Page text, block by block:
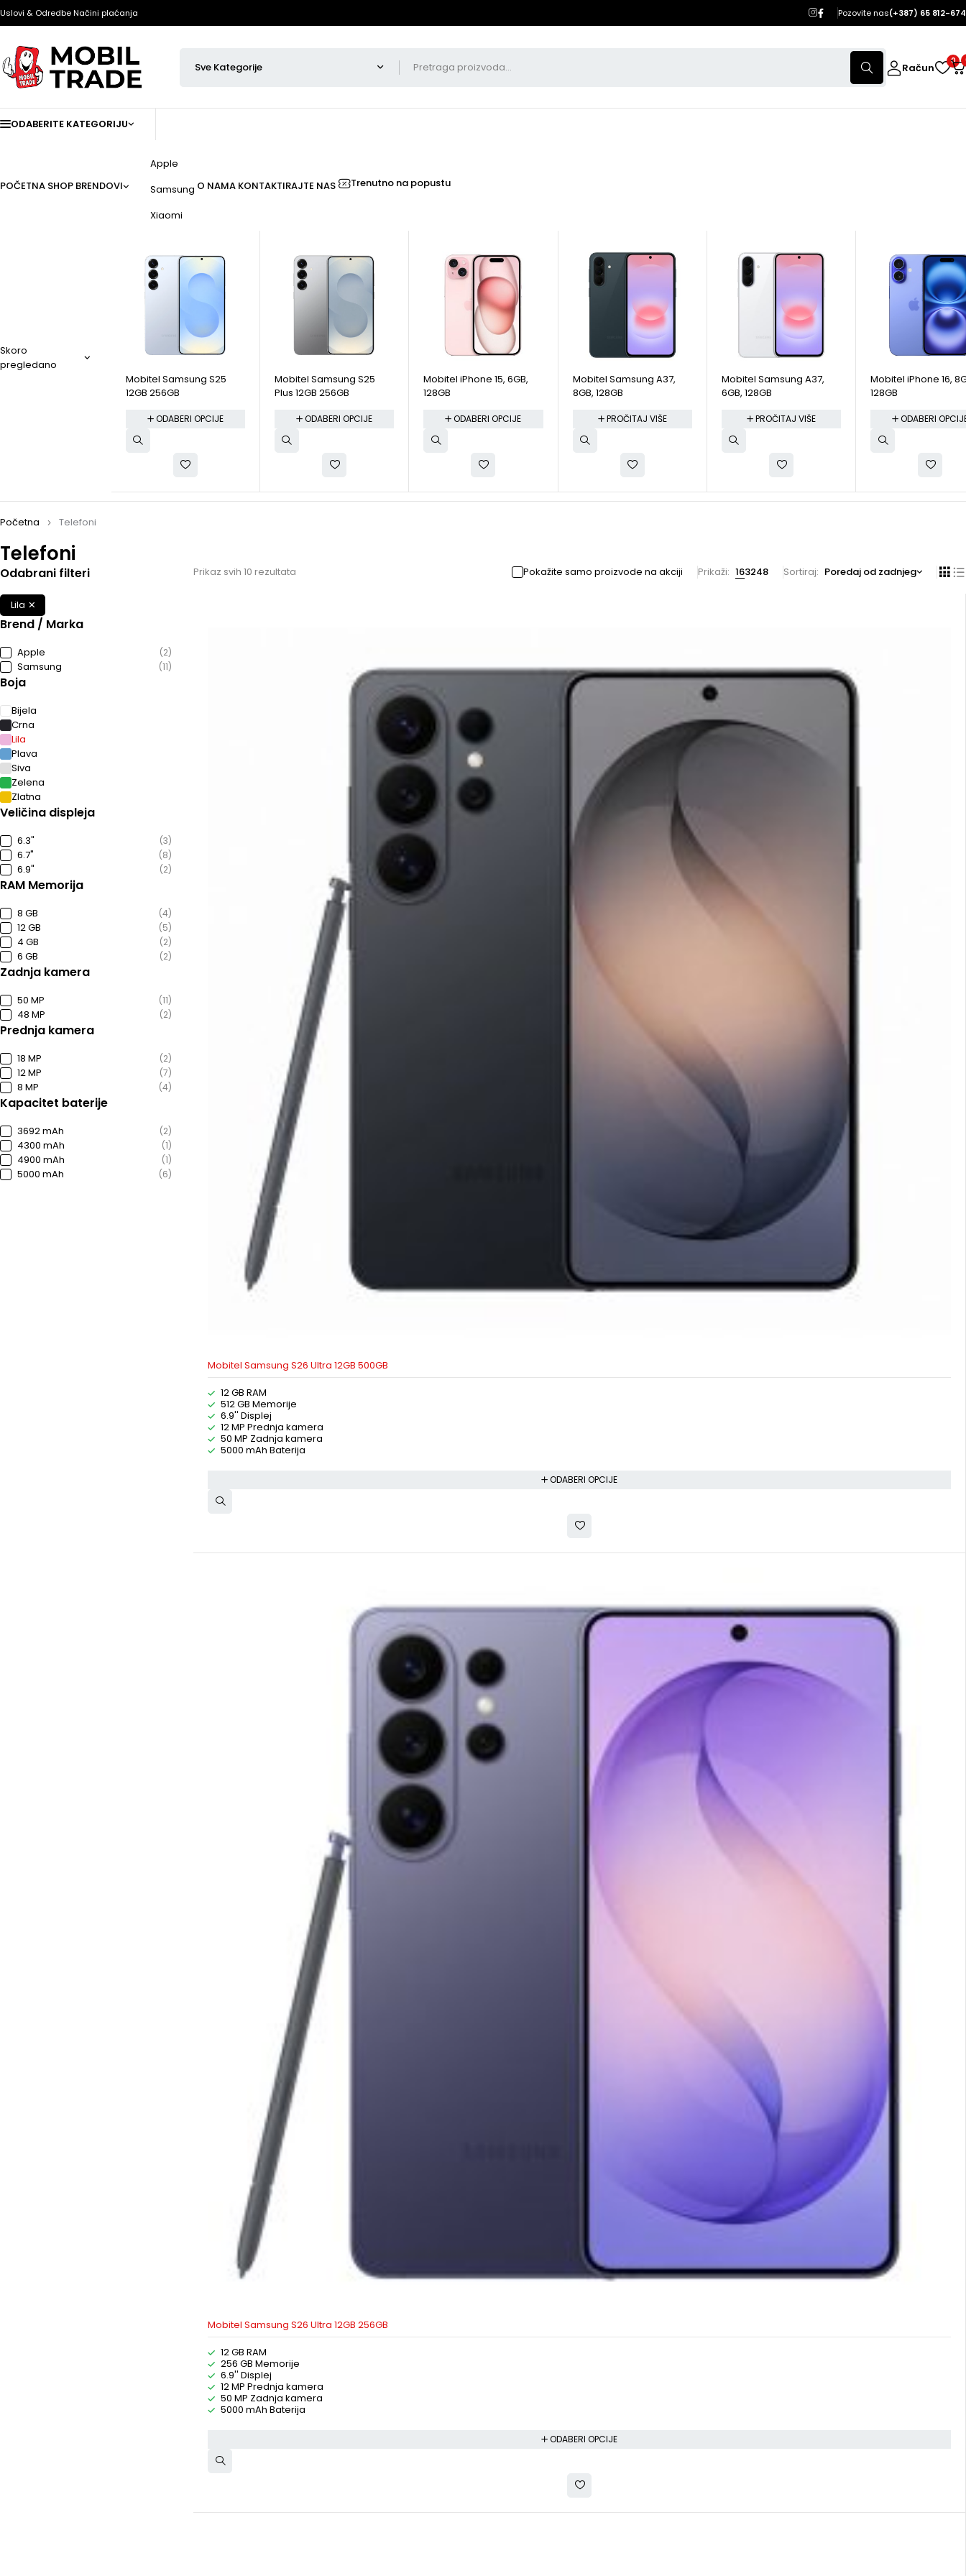
Uslovi & OdredbeNačini plaćanja Pozovite nas(+387) 65 812-674
Račun
0
ODABERITE KATEGORIJU
POČETNA SHOP BRENDOVI
Apple
Samsung
Xiaomi
O NAMA KONTAKTIRAJTE NAS Trenutno na popustu
Skoro
pregledano
Mobitel Samsung S25
12GB 256GB
ODABERI OPCIJE
Mobitel Samsung S25
Plus 12GB 256GB
ODABERI OPCIJE
Mobitel iPhone 15, 6GB,
128GB
ODABERI OPCIJE
Mobitel Samsung A37,
8GB, 128GB
PROČITAJ VIŠE
Mobitel Samsung A37,
6GB, 128GB
PROČITAJ VIŠE
Mobitel iPhone 16,
128GB
ODABERI
Telefoni
Početna Telefoni
Odabrani filteri
Lila
Brend / Marka
Apple (2)
Samsung (11)
Boja
Bijela
Crna
Lila
Plava
Siva
Zelena
Zlatna
Veličina displeja
6.3" (3)
6.7" (8)
6.9" (2)
RAM Memorija
8 GB (4)
12 GB (5)
4 GB (2)
6 GB (2)
Zadnja kamera
50 MP (11)
48 MP (2)
Prednja kamera
18 MP (2)
12 MP (7)
8 MP (4)
Kapacitet baterije
3692 mAh (2)
4300 mAh (1)
4900 mAh (1)
5000 mAh (6)
Prikaz svih 10 rezultata Pokažite samo proizvode na akciji Prikaži: 163248 Sortiraj Poredaj od zadnjeg
Mobitel Samsung S26 Ultra 12GB 500GB
12 GB RAM
512 GB Memorije
6.9'' Displej
12 MP Prednja kamera
50 MP Zadnja kamera
5000 mAh Baterija
ODABERI OPCIJE
Mobitel Samsung S26 Ultra 12GB 256GB
12 GB RAM
256 GB Memorije
6.9'' Displej
12 MP Prednja kamera
50 MP Zadnja kamera
5000 mAh Baterija
ODABERI OPCIJE